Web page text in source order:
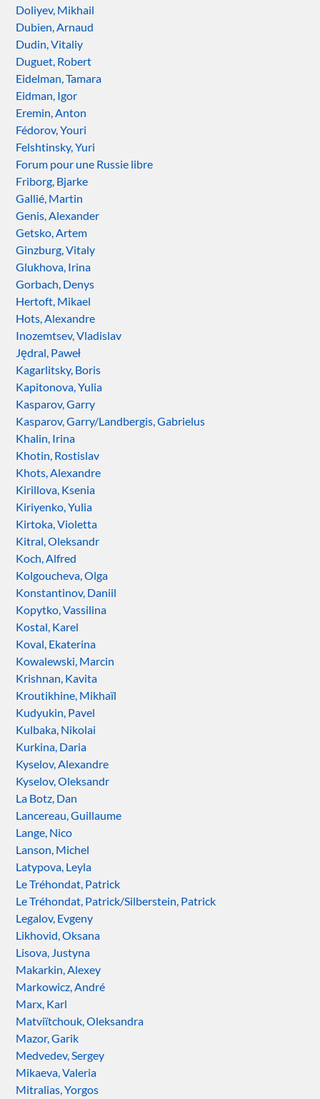
Doliyev, Mikhail
Dubien, Arnaud
Dudin, Vitaliy
Duguet, Robert
Eidelman, Tamara
Eidman, Igor
Eremin, Anton
Fédorov, Youri
Felshtinsky, Yuri
Forum pour une Russie libre
Friborg, Bjarke
Gallié, Martin
Genis, Alexander
Getsko, Artem
Ginzburg, Vitaly
Glukhova, Irina
Gorbach, Denys
Hertoft, Mikael
Hots, Alexandre
Inozemtsev, Vladislav
Jędral, Paweł
Kagarlitsky, Boris
Kapitonova, Yulia
Kasparov, Garry
Kasparov, Garry/Landbergis, Gabrielus
Khalin, Irina
Khotin, Rostislav
Khots, Alexandre
Kirillova, Ksenia
Kiriyenko, Yulia
Kirtoka, Violetta
Kitral, Oleksandr
Koch, Alfred
Kolgoucheva, Olga
Konstantinov, Daniil
Kopytko, Vassilina
Kostal, Karel
Koval, Ekaterina
Kowalewski, Marcin
Krishnan, Kavita
Kroutikhine, Mikhaïl
Kudyukin, Pavel
Kulbaka, Nikolai
Kurkina, Daria
Kyselov, Alexandre
Kyselov, Oleksandr
La Botz, Dan
Lancereau, Guillaume
Lange, Nico
Lanson, Michel
Latypova, Leyla
Le Tréhondat, Patrick
Le Tréhondat, Patrick/Silberstein, Patrick
Legalov, Evgeny
Likhovid, Oksana
Lisova, Justyna
Makarkin, Alexey
Markowicz, André
Marx, Karl
Matviïtchouk, Oleksandra
Mazor, Garik
Medvedev, Sergey
Mikaeva, Valeria
Mitralias, Yorgos